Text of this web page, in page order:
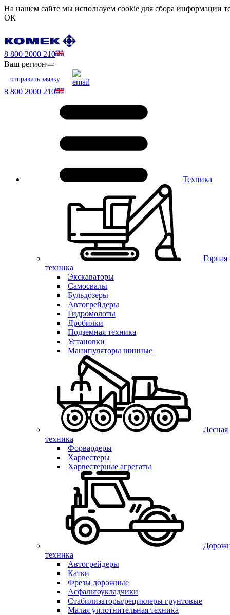
На нашем сайте мы используем cookie для сбора информации
ОК
8 800 2000 210
Ваш регион
отправить заявку
8 800 2000 210
Техника
Горная
техника
Экскаваторы
Самосвалы
Бульдозеры
Автогрейдеры
Гидромолоты
Дробилки
Подземная техника
Установки
Манипуляторы шинные
Лесная
техника
Форвардеры
Харвестеры
Харвестерные агрегаты
техника
Автогрейдеры
Катки
Фрезы дорожные
Асфальтоукладчики
Стабилизаторы/рециклеры грунтовые
Малая уплотнительная техника